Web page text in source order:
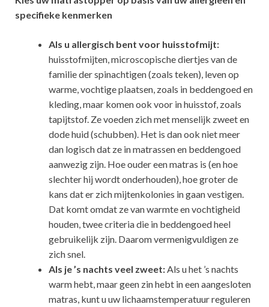
specifieke kenmerken
Als u allergisch bent voor huisstofmijt:
huisstofmijten, microscopische diertjes van de
familie der spinachtigen (zoals teken), leven op
warme, vochtige plaatsen, zoals in beddengoed en
kleding, maar komen ook voor in huisstof, zoals
tapijtstof. Ze voeden zich met menselijk zweet en
dode huid (schubben). Het is dan ook niet meer
dan logisch dat ze in matrassen en beddengoed
aanwezig zijn. Hoe ouder een matras is (en hoe
slechter hij wordt onderhouden), hoe groter de
kans dat er zich mijtenkolonies in gaan vestigen.
Dat komt omdat ze van warmte en vochtigheid
houden, twee criteria die in beddengoed heel
gebruikelijk zijn. Daarom vermenigvuldigen ze
zich snel.
Als je ’s nachts veel zweet: Als u het ’s nachts
warm hebt, maar geen zin hebt in een aangesloten
matras, kunt u uw lichaamstemperatuur reguleren